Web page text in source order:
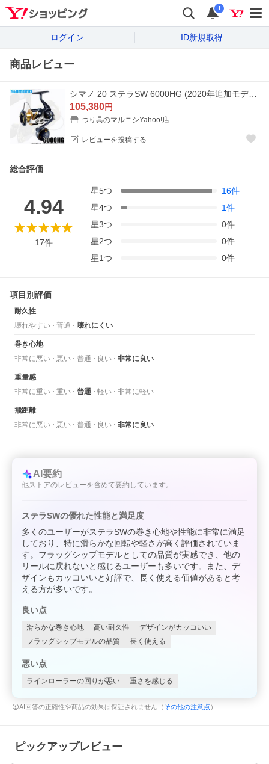
i
ログイン ID新規取得
商品レビュー
シマノ 20 ステラSW 6000HG (2020年追加モデル) スピニングリール /(5) 【Σ01】
105,380円
つり具のマルニシYahoo!店
レビューを投稿する
総合評価
4.94
17件
星5つ 16件
星4つ 1件
星3つ 0件
星2つ 0件
星1つ 0件
項目別評価
耐久性
壊れやすい
普通 壊れにくい
巻き心地
非常に悪い
悪い 普通 良い 非常に良い
重量感
非常に重い
重い 普通 軽い 非常に軽い
飛距離
非常に悪い
悪い 普通 良い 非常に良い
AI要約
他ストアのレビューを含めて要約しています。
ステラSWの優れた性能と満足度
多くのユーザーがステラSWの巻き心地や性能に非常に満足
しており、特に滑らかな回転や軽さが高く評価されていま
す。フラッグシップモデルとしての品質が実感でき、他の
リールに戻れないと感じるユーザーも多いです。また、デ
ザインもカッコいいと好評で、長く使える価値があると考
える方が多いです。
良い点
滑らかな巻き心地 高い耐久性
デザインがカッコいい
フラッグシップモデルの品質
長く使える
悪い点
ラインローラーの回りが悪い 重さを感じる
AI回答の正確性や商品の効果は保証されません（ その他の注意点 ）
ピックアップレビュー